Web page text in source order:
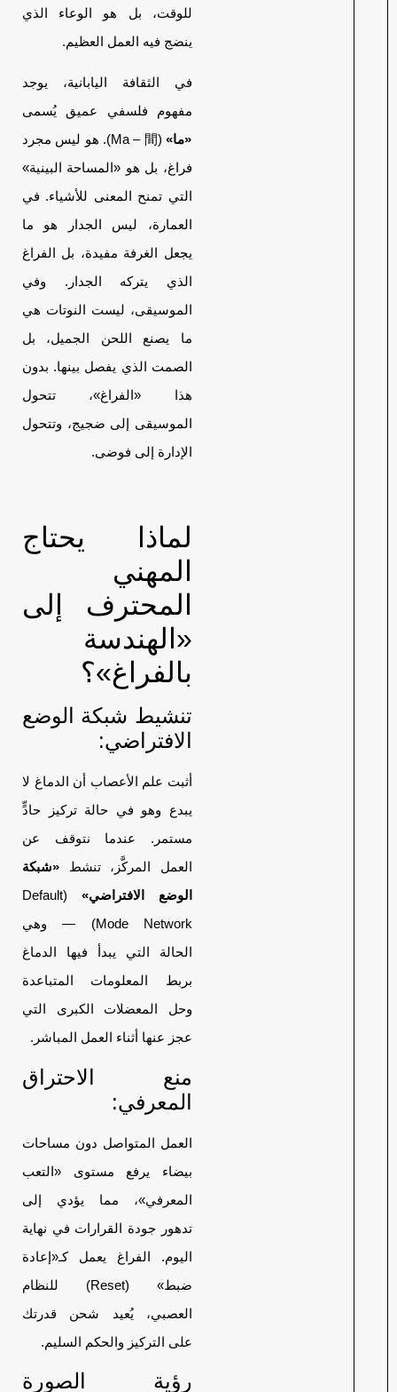
للوقت، بل هو الوعاء الذي
ينضج فيه العمل العظيم.
في الثقافة اليابانية، يوجد
مفهوم فلسفي عميق يُسمى
«ما»
(Ma – 間). هو ليس مجرد
فراغ، بل هو «المساحة البينية»
التي تمنح المعنى للأشياء. في
العمارة، ليس الجدار هو ما
يجعل الغرفة مفيدة، بل الفراغ
الذي يتركه الجدار. وفي
الموسيقى، ليست النوتات هي
ما يصنع اللحن الجميل، بل
الصمت الذي يفصل بينها. بدون
هذا «الفراغ»، تتحول
الموسيقى إلى ضجيج، وتتحول
الإدارة إلى فوضى.
لماذا يحتاج
المهني
المحترف إلى
«الهندسة
بالفراغ»؟
تنشيط شبكة الوضع
الافتراضي:
أثبت علم الأعصاب أن الدماغ لا
يبدع وهو في حالة تركيز حادٍّ
مستمر. عندما نتوقف عن
العمل المركَّز، تنشط «شبكة
الوضع الافتراضي»
(Default
Mode Network) — وهي
الحالة التي يبدأ فيها الدماغ
بربط المعلومات المتباعدة
وحل المعضلات الكبرى التي
عجز عنها أثناء العمل المباشر.
منع الاحتراق
المعرفي:
العمل المتواصل دون مساحات
بيضاء يرفع مستوى «التعب
المعرفي»، مما يؤدي إلى
تدهور جودة القرارات في نهاية
اليوم. الفراغ يعمل كـ«إعادة
ضبط» (Reset) للنظام
العصبي، يُعيد شحن قدرتك
على التركيز والحكم السليم.
رؤية الصورة